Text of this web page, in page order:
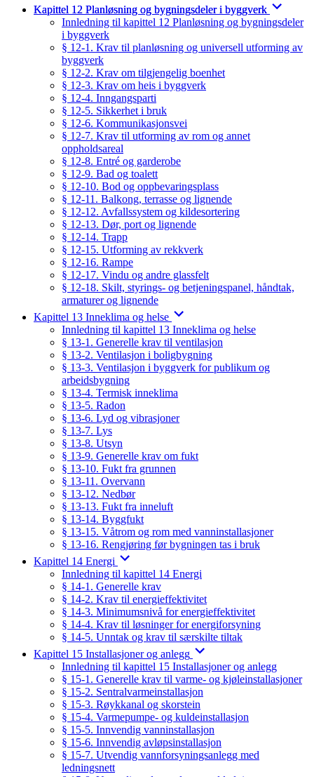
Kapittel 12 Planløsning og bygningsdeler i byggverk
Innledning til kapittel 12 Planløsning og bygningsdeler
i byggverk
§ 12-1. Krav til planløsning og universell utforming av
byggverk
§ 12-2. Krav om tilgjengelig boenhet
§ 12-3. Krav om heis i byggverk
§ 12-4. Inngangsparti
§ 12-5. Sikkerhet i bruk
§ 12-6. Kommunikasjonsvei
§ 12-7. Krav til utforming av rom og annet
oppholdsareal
§ 12-8. Entré og garderobe
§ 12-9. Bad og toalett
§ 12-10. Bod og oppbevaringsplass
§ 12-11. Balkong, terrasse og lignende
§ 12-12. Avfallssystem og kildesortering
§ 12-13. Dør, port og lignende
§ 12-14. Trapp
§ 12-15. Utforming av rekkverk
§ 12-16. Rampe
§ 12-17. Vindu og andre glassfelt
§ 12-18. Skilt, styrings- og betjeningspanel, håndtak,
armaturer og lignende
Kapittel 13 Inneklima og helse
Innledning til kapittel 13 Inneklima og helse
§ 13-1. Generelle krav til ventilasjon
§ 13-2. Ventilasjon i boligbygning
§ 13-3. Ventilasjon i byggverk for publikum og
arbeidsbygning
§ 13-4. Termisk inneklima
§ 13-5. Radon
§ 13-6. Lyd og vibrasjoner
§ 13-7. Lys
§ 13-8. Utsyn
§ 13-9. Generelle krav om fukt
§ 13-10. Fukt fra grunnen
§ 13-11. Overvann
§ 13-12. Nedbør
§ 13-13. Fukt fra inneluft
§ 13-14. Byggfukt
§ 13-15. Våtrom og rom med vanninstallasjoner
§ 13-16. Rengjøring før bygningen tas i bruk
Kapittel 14 Energi
Innledning til kapittel 14 Energi
§ 14-1. Generelle krav
§ 14-2. Krav til energieffektivitet
§ 14-3. Minimumsnivå for energieffektivitet
§ 14-4. Krav til løsninger for energiforsyning
§ 14-5. Unntak og krav til særskilte tiltak
Kapittel 15 Installasjoner og anlegg
Innledning til kapittel 15 Installasjoner og anlegg
§ 15-1. Generelle krav til varme- og kjøleinstallasjoner
§ 15-2. Sentralvarmeinstallasjon
§ 15-3. Røykkanal og skorstein
§ 15-4. Varmepumpe- og kuldeinstallasjon
§ 15-5. Innvendig vanninstallasjon
§ 15-6. Innvendig avløpsinstallasjon
§ 15-7. Utvendig vannforsyningsanlegg med
ledningsnett